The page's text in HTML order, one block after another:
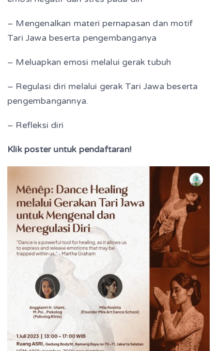
– Mengenalkan materi pernapasan dan motif
Tari Jawa beserta pengembanganya
– Meluapkan emosi melalui gerak tubuh
– Regulasi diri melalui gerak Tari Jawa beserta
pengembangannya.
– Refleksi diri
Klik poster untuk pendaftaran!